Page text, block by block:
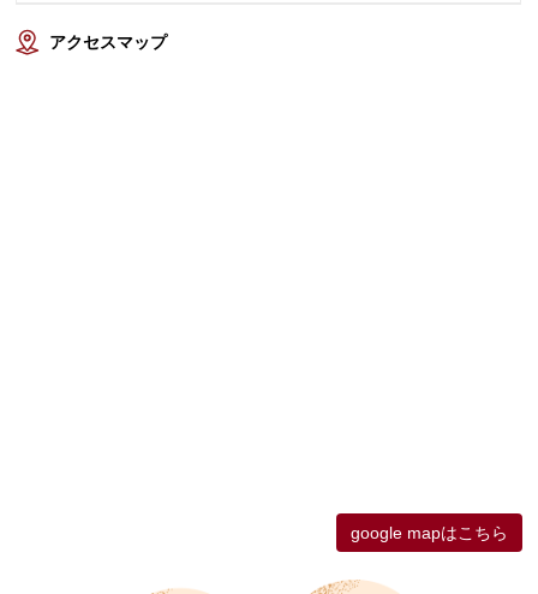
アクセスマップ
google mapはこちら